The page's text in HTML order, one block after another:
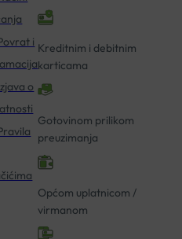
i
o
Kreditnim i debitnim
karticama
Gotovinom prilikom
preuzimanja
Općom uplatnicom /
virmanom